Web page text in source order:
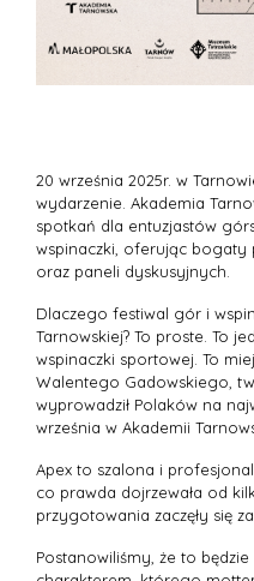
20 września 2025r. w
wydarzenie. Akademia
spotkań dla entuzjastów
wspinaczki, oferując bogaty
oraz paneli dyskusyjnych.
Dlaczego festiwal gór i
Tarnowskiej? To proste. To
wspinaczki sportowej. To
Walentego Gadowskiego,
wyprowadził Polaków na
września w Akademii
Apex to szalona i
co prawda dojrzewała od
przygotowania zaczęły się
Postanowiliśmy, że to